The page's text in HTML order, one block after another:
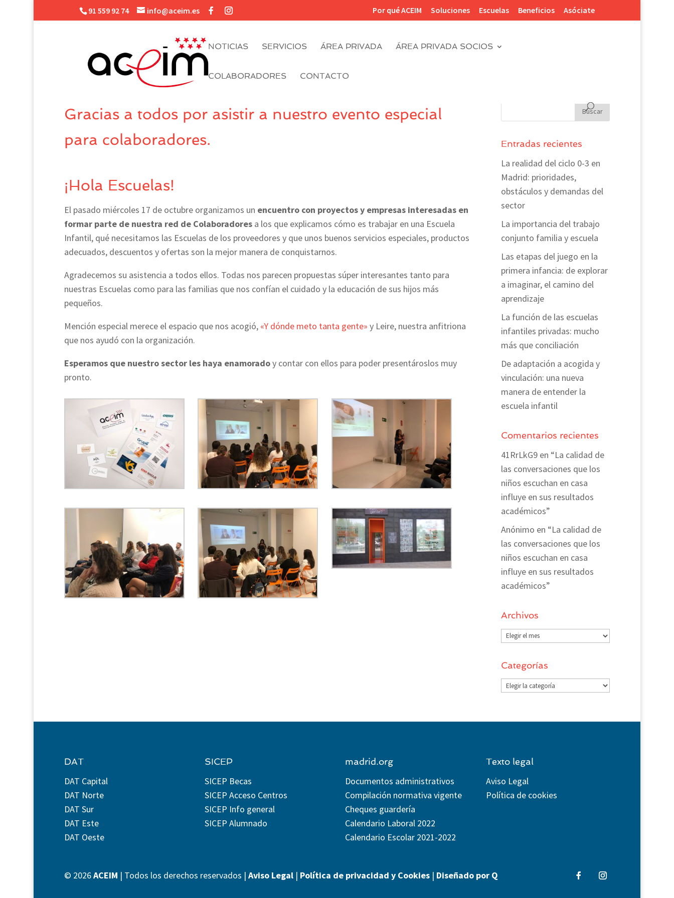
91 559 92 74 info@aceim.es Por qué ACEIM Soluciones Escuelas Beneficios Asóciate
NOTICIAS SERVICIOS ÁREA PRIVADA ÁREA PRIVADA SOCIOS
COLABORADORES CONTACTO
Gracias a todos por asistir a nuestro evento especial
para colaboradores.
¡Hola Escuelas!
El pasado miércoles 17 de octubre organizamos un encuentro con proyectos y empresas interesadas en
formar parte de nuestra red de Colaboradoresa los que explicamos cómo es trabajar en una Escuela
Infantil, qué necesitamos las Escuelas de los proveedores y que unos buenos servicios especiales, productos
adecuados, descuentos y ofertas son la mejor manera de conquistarnos.
Agradecemos su asistencia a todos ellos. Todas nos parecen propuestas súper interesantes tanto para
nuestras Escuelas como para las familias que nos confían el cuidado y la educación de sus hijos más
pequeños.
Mención especial merece el espacio que nos acogió, «Y dónde meto tanta gente» y Leire, nuestra anfitriona
que nos ayudó con la organización.
Esperamos que nuestro sector les haya enamoradoy contar con ellos para poder presentároslos muy
pronto.
Entradas recientes
La realidad del ciclo 0-3 en
Madrid: prioridades,
obstáculos y demandas del
sector
La importancia del trabajo
conjunto familia y escuela
Las etapas del juego en la
primera infancia: de explorar
a imaginar, el camino del
aprendizaje
La función de las escuelas
infantiles privadas: mucho
más que conciliación
De adaptación a acogida y
vinculación: una nueva
manera de entender la
escuela infantil
Comentarios recientes
41RrLkG9en “La calidad de
las conversaciones que los
niños escuchan en casa
influye en sus resultados
académicos”
Anónimo en “La calidad de
las conversaciones que los
niños escuchan en casa
influye en sus resultados
académicos”
Archivos
Archivos
Categorías
Categorías
DAT
DAT Capital
DAT Norte
DAT Sur
DAT Este
DAT Oeste
SICEP
SICEP Becas
SICEP Acceso Centros
SICEP Info general
SICEP Alumnado
madrid.org
Documentos administrativos
Compilación normativa vigente
Cheques guardería
Calendario Laboral 2022
Calendario Escolar 2021-2022
Texto legal
Aviso Legal
Política de cookies
© 2026ACEIM | Todos los derechos reservados | Aviso Legal| Política de privacidad y Cookies| Diseñado por Q